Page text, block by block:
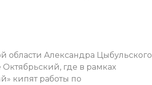
области Александра Цыбульского
где в рамках
кипят работы по